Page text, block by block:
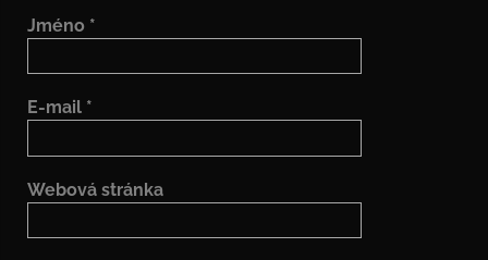
Jméno *
E-mail *
Webová stránka